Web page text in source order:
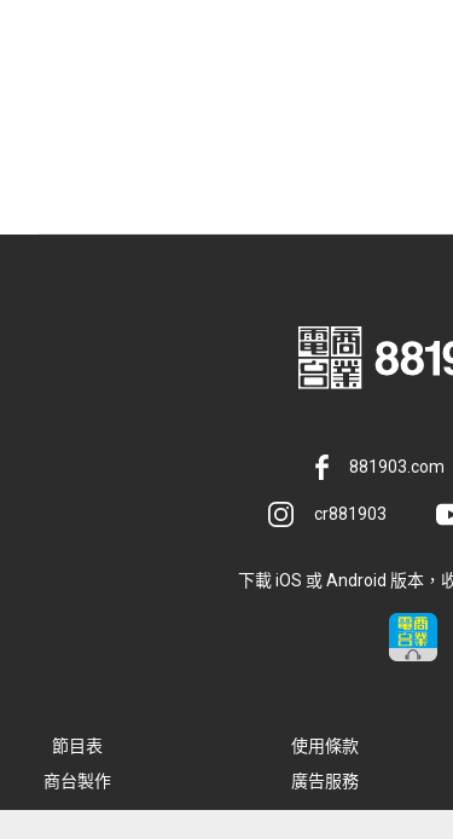
881903.com
cr881903
下載 iOS 或 Android 版本，
節目表 使用條款
商台製作 廣告服務